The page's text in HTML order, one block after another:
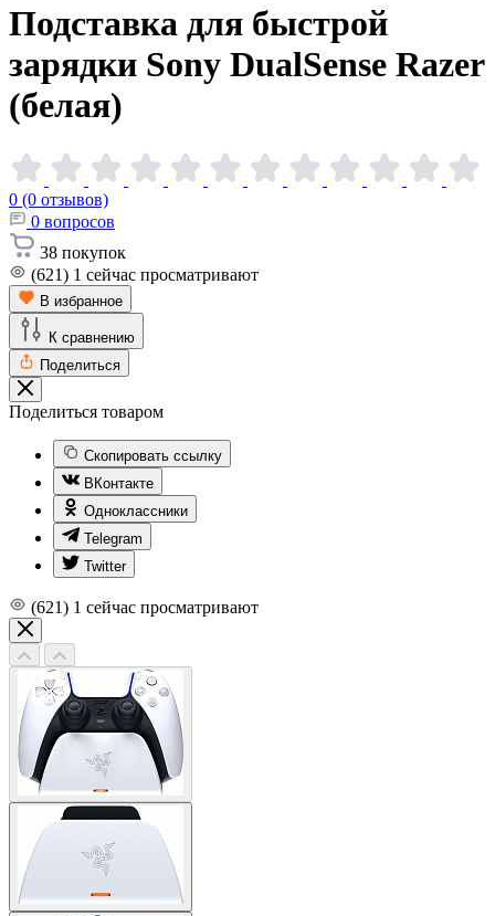
Подставка для быстрой
зарядки Sony DualSense Razer
(белая)
0 (0 отзывов)
0 вопросов
38 покупок
(621) 1 сейчас просматривают
В избранное
К сравнению
Поделиться
Поделиться товаром
Скопировать ссылку
ВКонтакте
Одноклассники
Telegram
Twitter
(621) 1 сейчас просматривают